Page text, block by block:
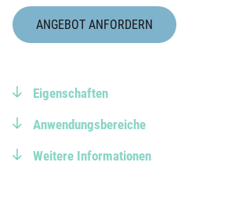
ANGEBOT ANFORDERN
Eigenschaften
Anwendungsbereiche
Weitere Informationen